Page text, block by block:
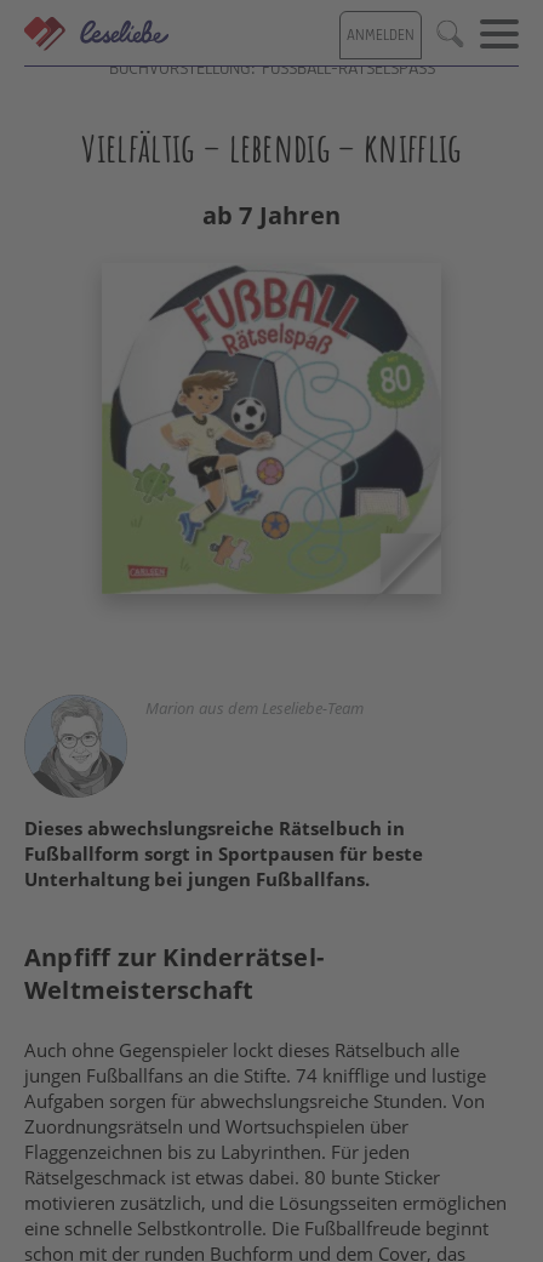
Direkt
zum
Inhalt
ANMELDEN Suche
BUCHVORSTELLUNG: FUSSBALL-RÄTSELSPASS
vielfältig – lebendig – knifflig
ab 7 Jahren
Marion aus dem Leseliebe-Team
Dieses abwechslungsreiche Rätselbuch in
Fußballform sorgt in Sportpausen für beste
Unterhaltung bei jungen Fußballfans.
Anpfiff zur Kinderrätsel-
Weltmeisterschaft
Auch ohne Gegenspieler lockt dieses Rätselbuch alle
jungen Fußballfans an die Stifte. 74 knifflige und lustige
Aufgaben sorgen für abwechslungsreiche Stunden. Von
Zuordnungsrätseln und Wortsuchspielen über
Flaggenzeichnen bis zu Labyrinthen. Für jeden
Rätselgeschmack ist etwas dabei. 80 bunte Sticker
motivieren zusätzlich, und die Lösungsseiten ermöglichen
eine schnelle Selbstkontrolle. Die Fußballfreude beginnt
schon mit der runden Buchform und dem Cover, das